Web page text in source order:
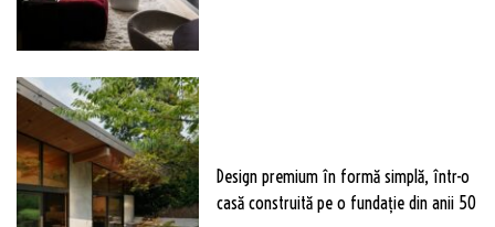
Design premium în formă simplă, într-o
casă construită pe o fundație din anii 50